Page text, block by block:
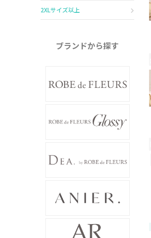
2XLサイズ以上
ブランドから探す